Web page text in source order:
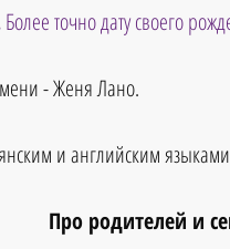
Более точно дату своего
- Женя Лано.
и английским
Про родителей и